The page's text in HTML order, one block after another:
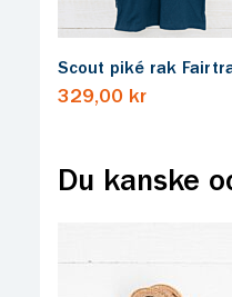
Scout piké rak
329,00 kr
Du kanske